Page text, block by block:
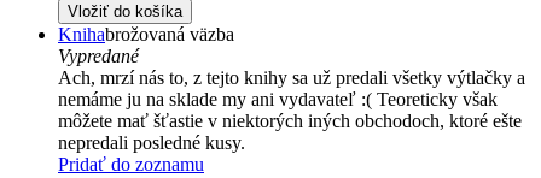
Vložiť do košíka
Knihabrožovaná väzba
Vypredané
Ach, mrzí nás to, z tejto knihy sa už predali všetky výtlačky a
nemáme ju na sklade my ani vydavateľ :( Teoreticky však
môžete mať šťastie v niektorých iných obchodoch, ktoré ešte
nepredali posledné kusy.
Pridať do zoznamu